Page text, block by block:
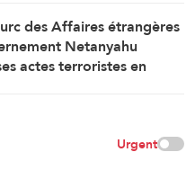
la mort et le
de milliers de
des Affaires étrangères
Netanyahu
actes terroristes en
Urgent